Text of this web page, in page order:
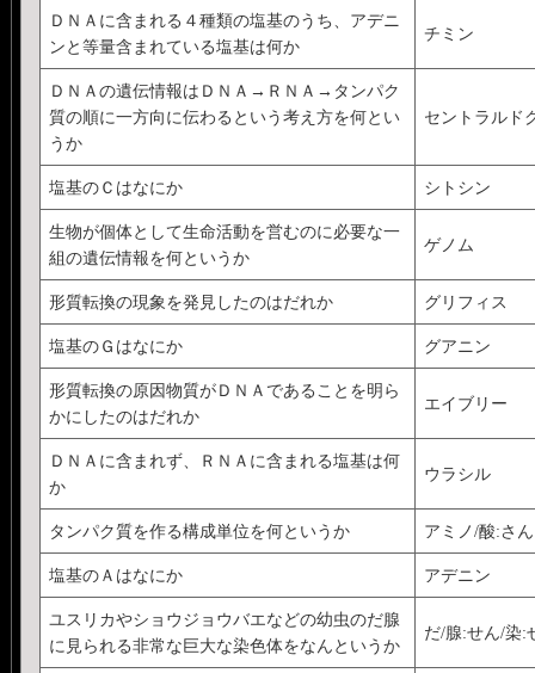
ＤＮＡに含まれる４種類の塩基のうち、アデニ
ンと等量含まれている塩基は何か
チミン
ＤＮＡの遺伝情報はＤＮＡ→ＲＮＡ→タンパク
質の順に一方向に伝わるという考え方を何とい
うか
セントラルド
塩基のＣはなにか シトシン
生物が個体として生命活動を営むのに必要な一
組の遺伝情報を何というか
ゲノム
形質転換の現象を発見したのはだれか グリフィス
塩基のＧはなにか グアニン
形質転換の原因物質がＤＮＡであることを明ら
かにしたのはだれか
エイブリー
ＤＮＡに含まれず、ＲＮＡに含まれる塩基は何
か
ウラシル
タンパク質を作る構成単位を何というか アミノ/酸:さん
塩基のＡはなにか アデニン
ユスリカやショウジョウバエなどの幼虫のだ腺
に見られる非常な巨大な染色体をなんというか
だ/腺:せん/染: